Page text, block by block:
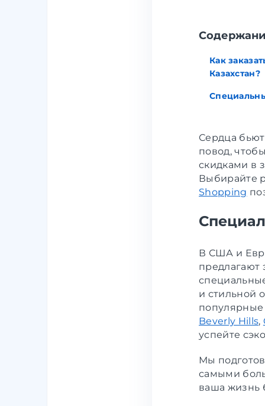
Как
Казахстан?
Сердца
повод,
скидками в
Выбирайте
Shopping
В США и
предлагают
и стильной
Beverly Hills,
успейте
Мы
самыми
ваша жизнь